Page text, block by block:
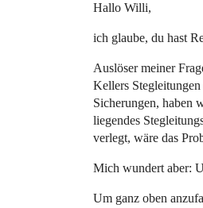
Hallo Willi,
ich glaube, du hast
Auslöser meiner
Kellers
Sicherungen, haben
liegendes
verlegt, wäre das
Mich wundert aber:
Um ganz oben